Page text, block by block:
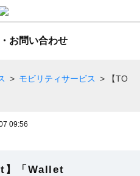
お問い合わせ
> モビリティサービス >
【TO
09:56
】「Wallet